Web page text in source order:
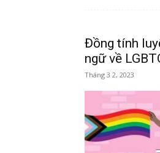
Đồng tính
ngữ về
Tháng 3 2, 2023